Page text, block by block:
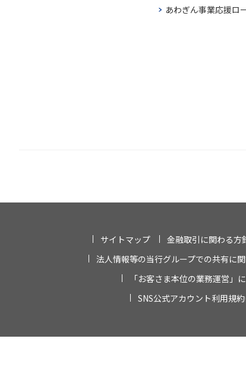
あわぎん事業応援ロ
サイトマップ 金融取引に関わる方
法人情報等の当行グループでの共有に
「お客さま本位の業務運営」
SNS公式アカウント利用規